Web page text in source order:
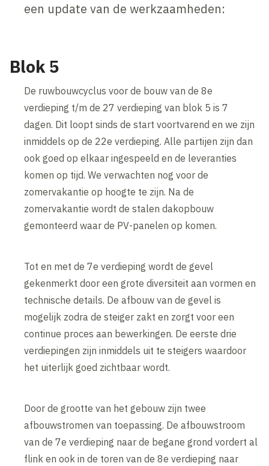
een update van de werkzaamheden:
Blok 5
De ruwbouwcyclus voor de bouw van de 8e
verdieping t/m de 27 verdieping van blok 5 is 7
dagen. Dit loopt sinds de start voortvarend en we zijn
inmiddels op de 22e verdieping. Alle partijen zijn dan
ook goed op elkaar ingespeeld en de leveranties
komen op tijd. We verwachten nog voor de
zomervakantie op hoogte te zijn. Na de
zomervakantie wordt de stalen dakopbouw
gemonteerd waar de PV-panelen op komen.
Tot en met de 7e verdieping wordt de gevel
gekenmerkt door een grote diversiteit aan vormen en
technische details. De afbouw van de gevel is
mogelijk zodra de steiger zakt en zorgt voor een
continue proces aan bewerkingen. De eerste drie
verdiepingen zijn inmiddels uit te steigers waardoor
het uiterlijk goed zichtbaar wordt.
Door de grootte van het gebouw zijn twee
afbouwstromen van toepassing. De afbouwstroom
van de 7e verdieping naar de begane grond vordert al
flink en ook in de toren van de 8e verdieping naar